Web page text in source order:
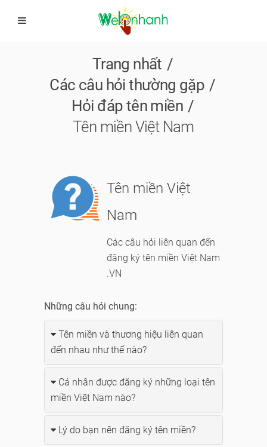
Trang nhất
Các câu hỏi thường gặp
Hỏi đáp tên miền
Tên miền Việt Nam
Module
logo
Tên miền Việt
Nam
Các câu hỏi liên quan đến
đăng ký tên miền Việt Nam
.VN
Những câu hỏi chung:
Tên miền và thương hiệu liên quan
đến nhau như thế nào?
Cá nhân được đăng ký những loại tên
miền Việt Nam nào?
Lý do bạn nên đăng ký tên miền?